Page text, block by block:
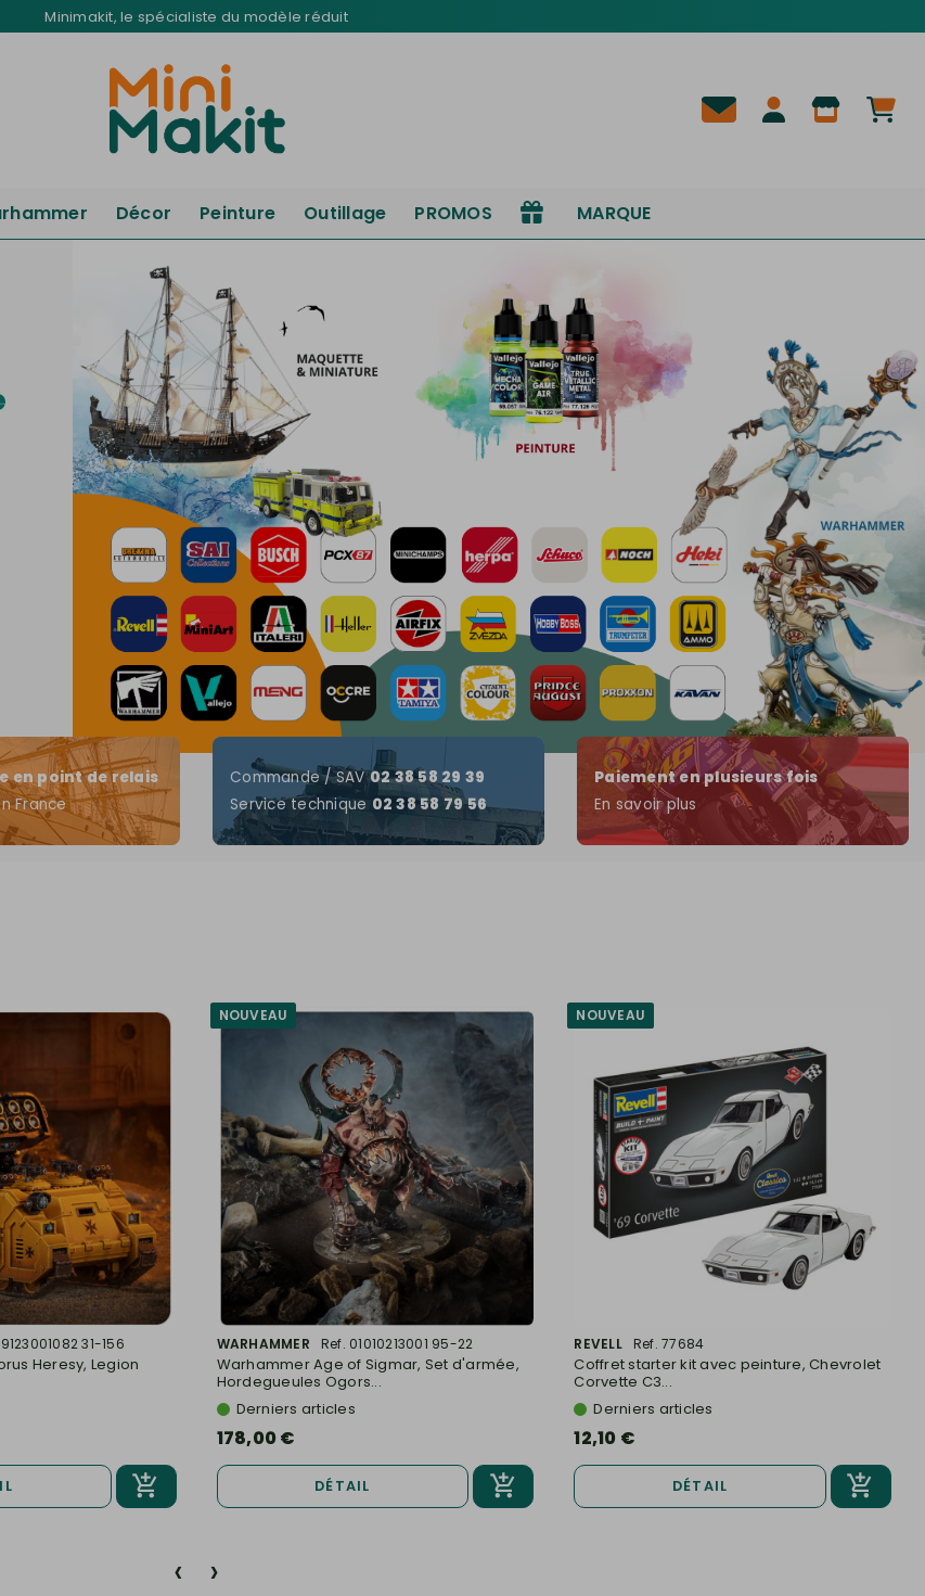
Minimakit, le spécialiste du modèle réduit
Décor Peinture Outillage PROMOS MARQUE
en point de relais
France
Commande / SAV02 38 58 29 39
Service technique 02 38 58 79 56
Paiement en plusieurs fois
En savoir plus
31-156
Heresy, Legion
NOUVEAU
WARHAMMER Ref. 01010213001 95-22
Warhammer Age of Sigmar, Set d'armée,
Hordegueules Ogors...
Derniers articles
178,00 €
DÉTAIL
NOUVEAU
REVELL Ref. 77684
Coffret starter kit avec peinture, Chevrolet
Corvette C3...
Derniers articles
12,10 €
DÉTAIL
‹ ›